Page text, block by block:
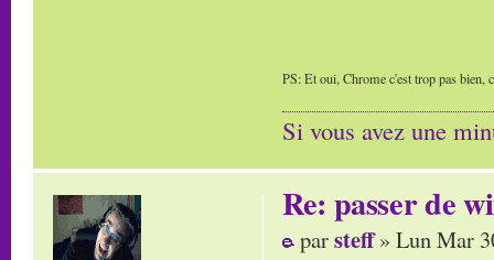
PS: Et oui, Chrome c'est trop pas bien,
Si vous avez une
Re: passer de
parsteff» Lun Mar